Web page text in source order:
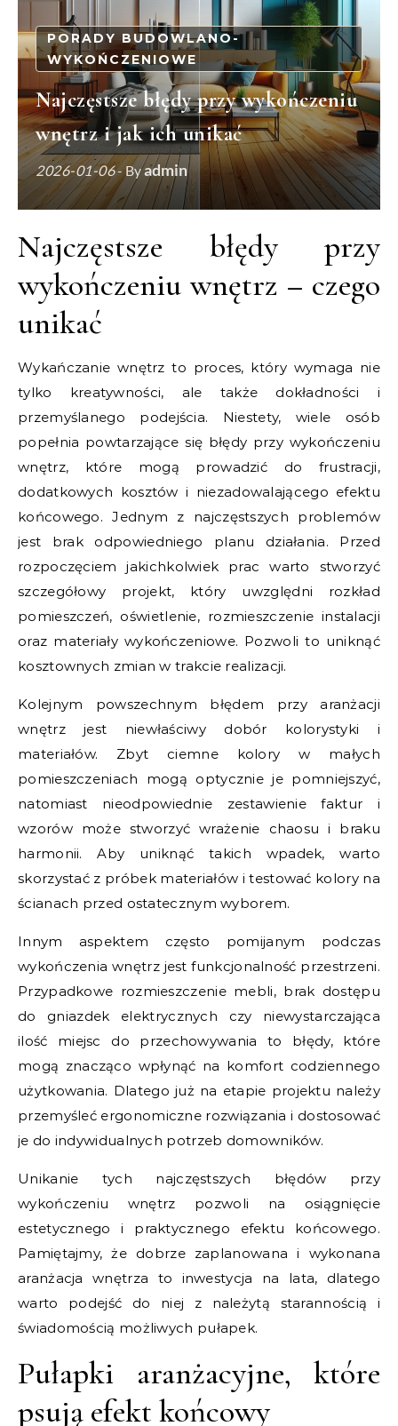
PORADY BUDOWLANO-
WYKOŃCZENIOWE
Najczęstsze błędy przy wykończeniu
wnętrz i jak ich unikać
2026-01-06- Byadmin
Najczęstsze błędy przy
wykończeniu wnętrz – czego
unikać
Wykańczanie wnętrz to proces, który wymaga nie
tylko kreatywności, ale także dokładności i
przemyślanego podejścia. Niestety, wiele osób
popełnia powtarzające się błędy przy wykończeniu
wnętrz, które mogą prowadzić do frustracji,
dodatkowych kosztów i niezadowalającego efektu
końcowego. Jednym z najczęstszych problemów
jest brak odpowiedniego planu działania. Przed
rozpoczęciem jakichkolwiek prac warto stworzyć
szczegółowy projekt, który uwzględni rozkład
pomieszczeń, oświetlenie, rozmieszczenie instalacji
oraz materiały wykończeniowe. Pozwoli to uniknąć
kosztownych zmian w trakcie realizacji.
Kolejnym powszechnym błędem przy aranżacji
wnętrz jest niewłaściwy dobór kolorystyki i
materiałów. Zbyt ciemne kolory w małych
pomieszczeniach mogą optycznie je pomniejszyć,
natomiast nieodpowiednie zestawienie faktur i
wzorów może stworzyć wrażenie chaosu i braku
harmonii. Aby uniknąć takich wpadek, warto
skorzystać z próbek materiałów i testować kolory na
ścianach przed ostatecznym wyborem.
Innym aspektem często pomijanym podczas
wykończenia wnętrz jest funkcjonalność przestrzeni.
Przypadkowe rozmieszczenie mebli, brak dostępu
do gniazdek elektrycznych czy niewystarczająca
ilość miejsc do przechowywania to błędy, które
mogą znacząco wpłynąć na komfort codziennego
użytkowania. Dlatego już na etapie projektu należy
przemyśleć ergonomiczne rozwiązania i dostosować
je do indywidualnych potrzeb domowników.
Unikanie tych najczęstszych błędów przy
wykończeniu wnętrz pozwoli na osiągnięcie
estetycznego i praktycznego efektu końcowego.
Pamiętajmy, że dobrze zaplanowana i wykonana
aranżacja wnętrza to inwestycja na lata, dlatego
warto podejść do niej z należytą starannością i
świadomością możliwych pułapek.
Pułapki aranżacyjne, które
psują efekt końcowy